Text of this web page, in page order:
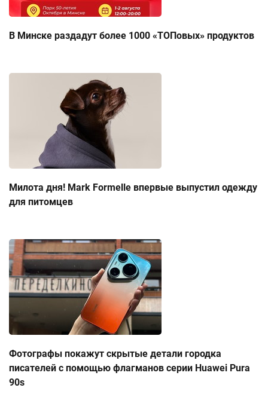
В Минске раздадут более 1000 «ТОПовых» продуктов
Милота дня! Mark Formelle впервые выпустил одежду
для питомцев
Фотографы покажут скрытые детали городка
писателей с помощью флагманов серии Huawei Pura
90s